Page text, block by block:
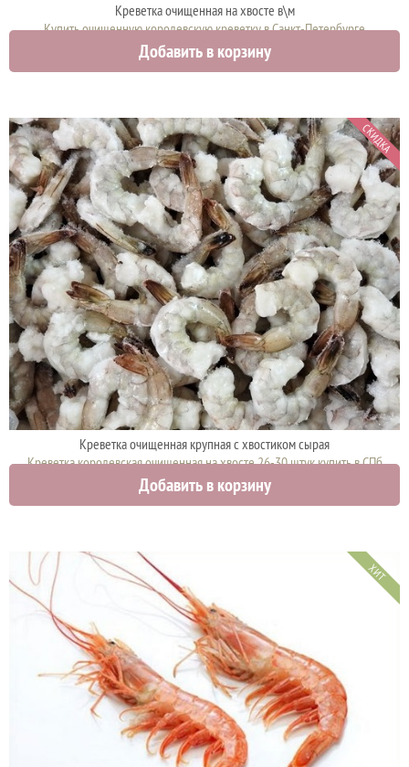
Креветка очищенная на хвосте в\м
Купить очищенную королевскую креветку в Санкт-Петербурге
1975 руб. 1775 руб.
Добавить в корзину
СКИДКА
Креветка очищенная крупная с хвостиком сырая
Креветка королевская очищенная на хвосте 26-30 штук купить в СПб
1795 руб.
Добавить в корзину
ХИТ